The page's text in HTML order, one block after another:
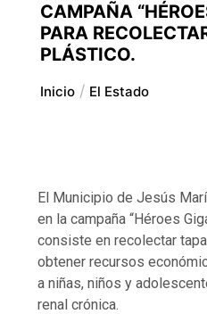
CAMPAÑA
PARA
PLÁSTICO.
Inicio El Estado
El Municipio de Jesús
en la campaña “Héroes
consiste en recolectar
obtener recursos
a niñas, niños y
renal crónica.